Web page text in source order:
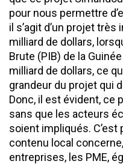
pour nous permettre
il s’agit d’un projet très
milliard de dollars,
Brute (PIB) de la
milliard de dollars, ce
grandeur du projet qui
Donc, il est évident, ce
sans que les acteurs
soient impliqués.
contenu local
entreprises, les PME,